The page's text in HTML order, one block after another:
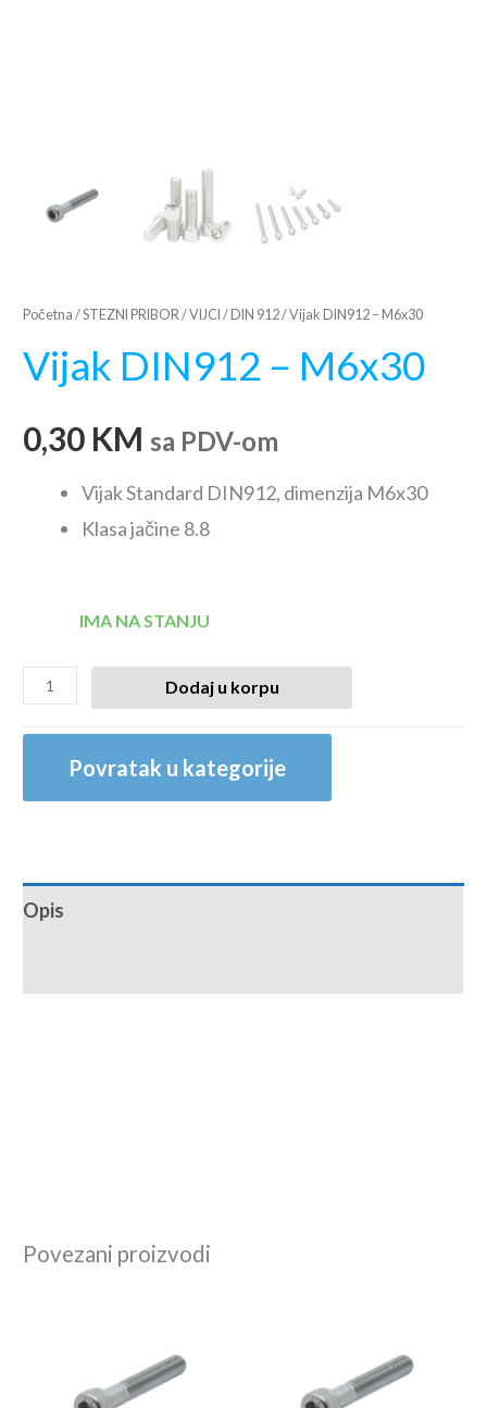
Početna /STEZNI PRIBOR/VIJCI / DIN 912/ Vijak DIN912 – M6x30
Vijak DIN912 – M6x30
0,30 KM sa PDV-om
Vijak Standard DIN912, dimenzija M6x30
Klasa jačine 8.8
IMA NA STANJU
Dodaj u korpu
Povratak u kategorije
Opis
Povezani proizvodi